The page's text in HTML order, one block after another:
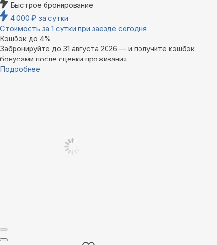
Быстрое бронирование
4 000 ₽ за сутки
Стоимость за 1 сутки при заезде сегодня
Кэшбэк до 4%
Забронируйте до 31 августа 2026 — и получите кэшбэк
бонусами после оценки проживания.
Подробнее